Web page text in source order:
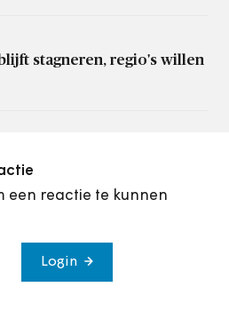
stagneren, regio's willen
een reactie te kunnen
Login